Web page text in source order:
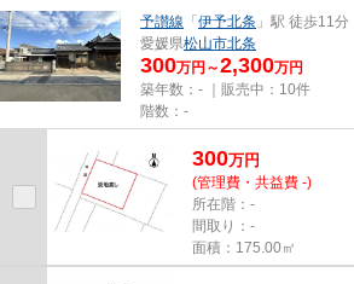
予讃線 「 伊予北条 」駅 徒歩11分
愛媛県松山市北条
300万円～2,300万円
築年数：- ｜販売中： 10件
階数：-
300万円
(管理費・共益費 -)
所在階：-
間取り：-
面積：175.00㎡